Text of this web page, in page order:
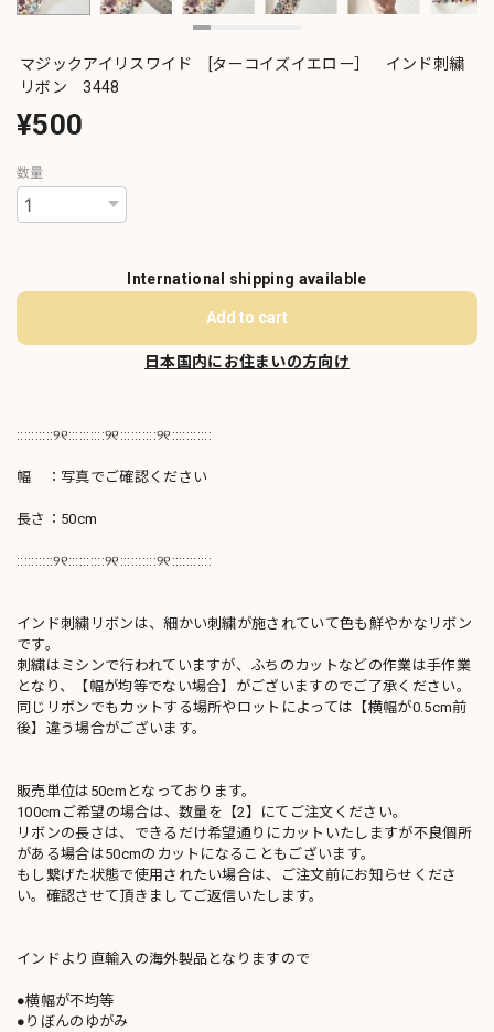
マジックアイリスワイド [ターコイズイエロー］ インド刺繍
リボン 3448
¥500
数量
International shipping available
Add to cart
日本国内にお住まいの方向け
::::::::::୨୧::::::::::୨୧::::::::::୨୧:::::::::::
幅 ：写真でご確認ください
長さ：50cm
::::::::::୨୧::::::::::୨୧::::::::::୨୧:::::::::::
インド刺繍リボンは、細かい刺繍が施されていて色も鮮やかなリボン
です。
刺繍はミシンで行われていますが、ふちのカットなどの作業は手作業
となり、【幅が均等でない場合】がございますのでご了承ください。
同じリボンでもカットする場所やロットによっては【横幅が0.5cm前
後】違う場合がございます。
販売単位は50cmとなっております。
100cmご希望の場合は、数量を【2】にてご注文ください。
リボンの長さは、できるだけ希望通りにカットいたしますが不良個所
がある場合は50cmのカットになることもございます。
もし繋げた状態で使用されたい場合は、ご注文前にお知らせくださ
い。確認させて頂きましてご返信いたします。
インドより直輸入の海外製品となりますので
●横幅が不均等
●りぼんのゆがみ